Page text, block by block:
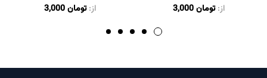
از:تومان3,000 از:تومان3,000